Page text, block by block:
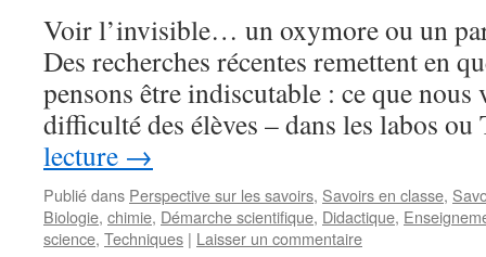
la
femelle
négligée »
:
La
complexité
génitales
femelles
de
Voir l’invisible… un oxymore ou un
Des recherches récentes remettent en
pensons être indiscutable : ce que
difficulté des élèves – dans les labos
lecture →
Publié dans Perspective sur les savoirs, Savoirs en classe,
Biologie, chimie, Démarche scientifique, Didactique,
science, Techniques | Laisser un commentaire